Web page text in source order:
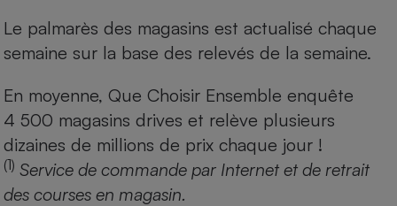
Le palmarès des magasins est actualisé chaque
semaine sur la base des relevés de la semaine.
En moyenne, Que Choisir Ensemble enquête
4 500 magasins drives et relève plusieurs
dizaines de millions de prix chaque jour !
(1) Service de commande par Internet et de retrait
des courses en magasin.